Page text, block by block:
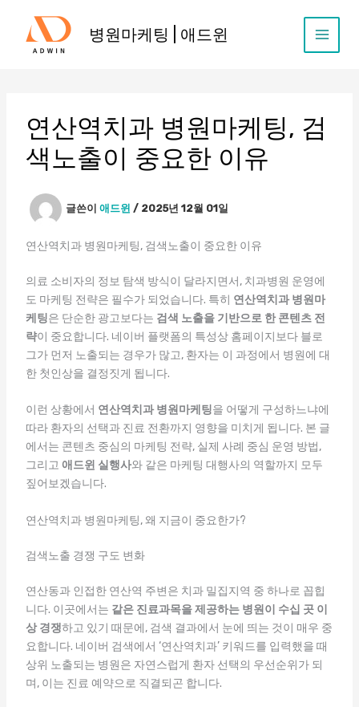
병원마케팅 | 애드윈
연산역치과 병원마케팅, 검
색노출이 중요한 이유
글쓴이 애드윈 / 2025년 12월 01일
연산역치과 병원마케팅, 검색노출이 중요한 이유
의료 소비자의 정보 탐색 방식이 달라지면서, 치과병원 운영에
도 마케팅 전략은 필수가 되었습니다. 특히 연산역치과 병원마
케팅은 단순한 광고보다는 검색 노출을 기반으로 한 콘텐츠 전
략이 중요합니다. 네이버 플랫폼의 특성상 홈페이지보다 블로
그가 먼저 노출되는 경우가 많고, 환자는 이 과정에서 병원에 대
한 첫인상을 결정짓게 됩니다.
이런 상황에서 연산역치과 병원마케팅을 어떻게 구성하느냐에
따라 환자의 선택과 진료 전환까지 영향을 미치게 됩니다. 본 글
에서는 콘텐츠 중심의 마케팅 전략, 실제 사례 중심 운영 방법,
그리고 애드윈 실행사와 같은 마케팅 대행사의 역할까지 모두
짚어보겠습니다.
연산역치과 병원마케팅, 왜 지금이 중요한가?
검색노출 경쟁 구도 변화
연산동과 인접한 연산역 주변은 치과 밀집지역 중 하나로 꼽힙
니다. 이곳에서는 같은 진료과목을 제공하는 병원이 수십 곳 이
상 경쟁하고 있기 때문에, 검색 결과에서 눈에 띄는 것이 매우 중
요합니다. 네이버 검색에서 ‘연산역치과’ 키워드를 입력했을 때
상위 노출되는 병원은 자연스럽게 환자 선택의 우선순위가 되
며, 이는 진료 예약으로 직결되곤 합니다.